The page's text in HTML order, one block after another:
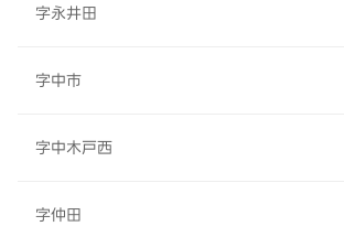
字永井田
字中市
字中木戸西
字仲田